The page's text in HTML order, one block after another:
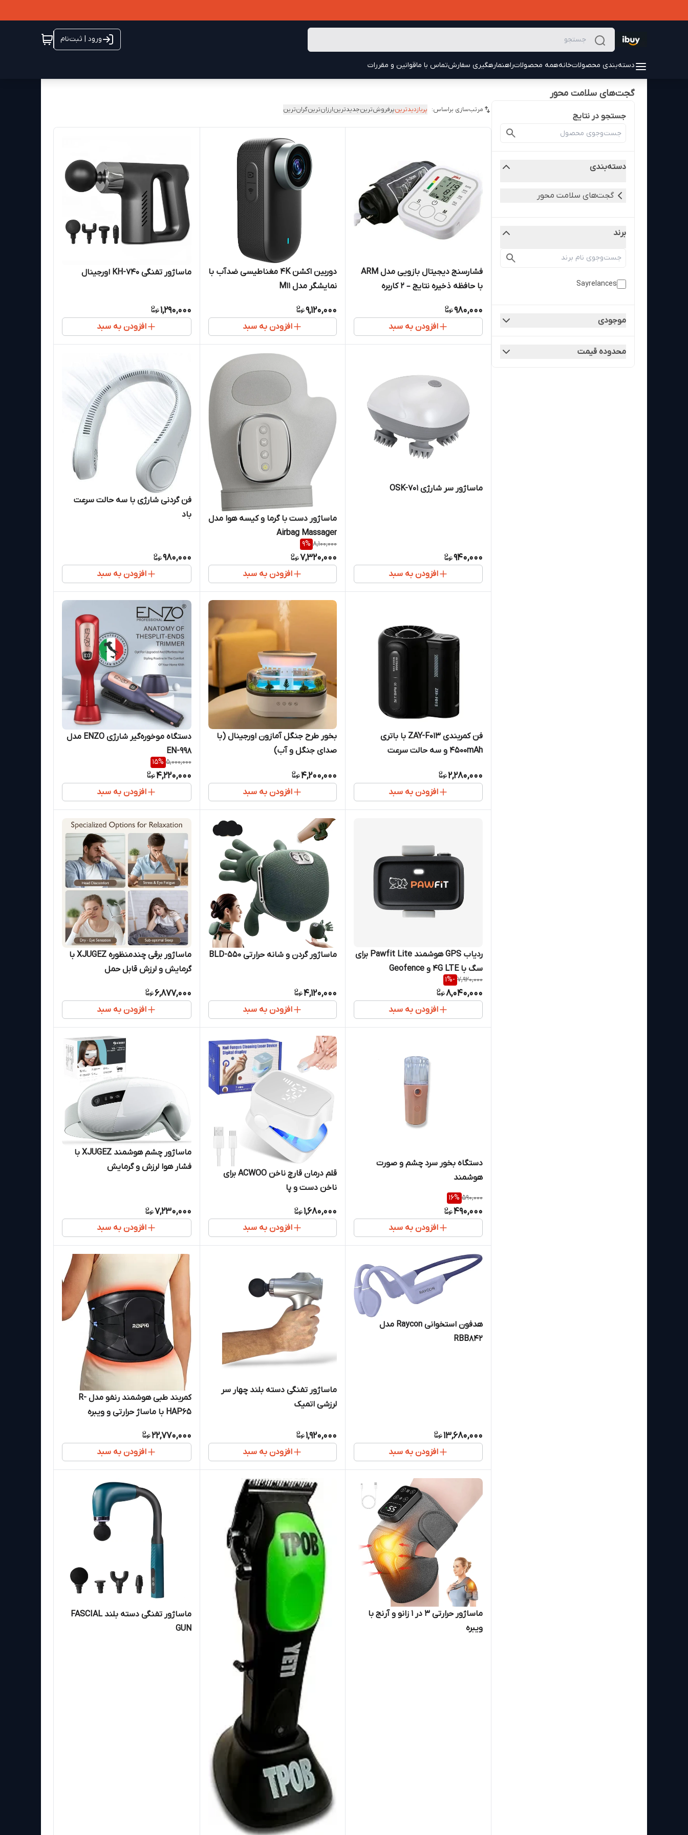
ورود | ثبت‌نام
دسته‌بندی محصولاتخانههمه محصولاتراهنمارهگیری سفارشتماس با ماقوانین و مقررات
گجت‌های سلامت محور
جستجو در نتایج
دسته‌بندی
گجت‌های سلامت محور
برند
Sayrelances
موجودی
محدوده قیمت
مرتب‌سازی براساس: پربازدیدترینپرفروش‌ترینجدیدترینارزان‌ترینگران‌ترین
فشارسنج دیجیتال بازویی مدل ARM
با حافظه ذخیره نتایج – 2 کاربره
980,000
افزودن به سبد
دوربین اکشن 4K مغناطیسی ضدآب با
نمایشگر مدل M11
9,120,000
افزودن به سبد
ماساژور تفنگی KH-740 اورجینال
1,290,000
افزودن به سبد
ماساژور سر شارژی OSK-701
940,000
افزودن به سبد
ماساژور دست با گرما و کیسه هوا مدل
Airbag Massager
8,100,000
9%
7,320,000
افزودن به سبد
فن گردنی شارژی با سه حالت سرعت
باد
980,000
افزودن به سبد
فن کمربندی ZAY-F013 با باتری
4500mAh و سه حالت سرعت
2,280,000
افزودن به سبد
بخور طرح جنگل آمازون اورجینال (با
صدای جنگل و آب)
4,200,000
افزودن به سبد
دستگاه موخوره‌گیر شارژی ENZO مدل
EN-998
5,000,000
15%
4,220,000
افزودن به سبد
ردیاب GPS هوشمند Pawfit Lite برای
سگ با 4G LTE و Geofence
7,920,000
-1
%
8,040,000
افزودن به سبد
ماساژور گردن و شانه حرارتی BLD-550
4,120,000
افزودن به سبد
ماساژور برقی چندمنظوره XJUGEZ با
گرمایش و لرزش قابل حمل
6,877,000
افزودن به سبد
دستگاه بخور سرد چشم و صورت
هوشمند
590,000
16%
490,000
افزودن به سبد
قلم درمان قارچ ناخن ACWOO برای
ناخن دست و پا
1,680,000
افزودن به سبد
ماساژور چشم هوشمند XJUGEZ با
فشار هوا لرزش و گرمایش
7,230,000
افزودن به سبد
هدفون استخوانی Raycon مدل
RBB842
13,680,000
افزودن به سبد
ماساژور تفنگی دسته بلند چهار سر
لرزشی اتمیک
1,920,000
افزودن به سبد
کمربند طبی هوشمند رنفو مدل R-
HAP65 با ماساژ حرارتی و ویبره
22,770,000
افزودن به سبد
ماساژور حرارتی 3 در 1 زانو و آرنج با
ویبره
ماساژور تفنگی دسته بلند FASCIAL
GUN